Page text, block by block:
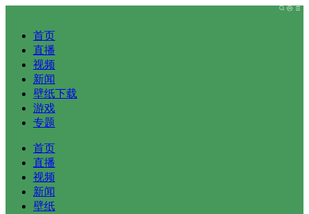
首页
直播
视频
新闻
壁纸下载
游戏
专题
首页
直播
视频
新闻
壁纸